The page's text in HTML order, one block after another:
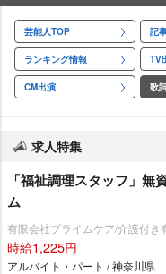
芸能人TOP 記
ランキング情報 TV
CM出演 歌
求人特集
「福祉調理スタッフ」
ム
有限会社プライムケア/介護付
時給1,225円
アルバイト・パート / 神奈川県